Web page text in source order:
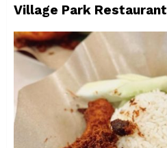
Village Park Restaurant